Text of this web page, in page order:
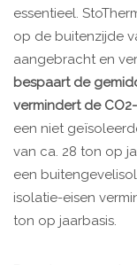
essentieel.
op de buitenzijde
aangebracht en
bespaart de
vermindert de
een niet
van ca. 28 ton op
een
isolatie-eisen
ton op jaarbasis.